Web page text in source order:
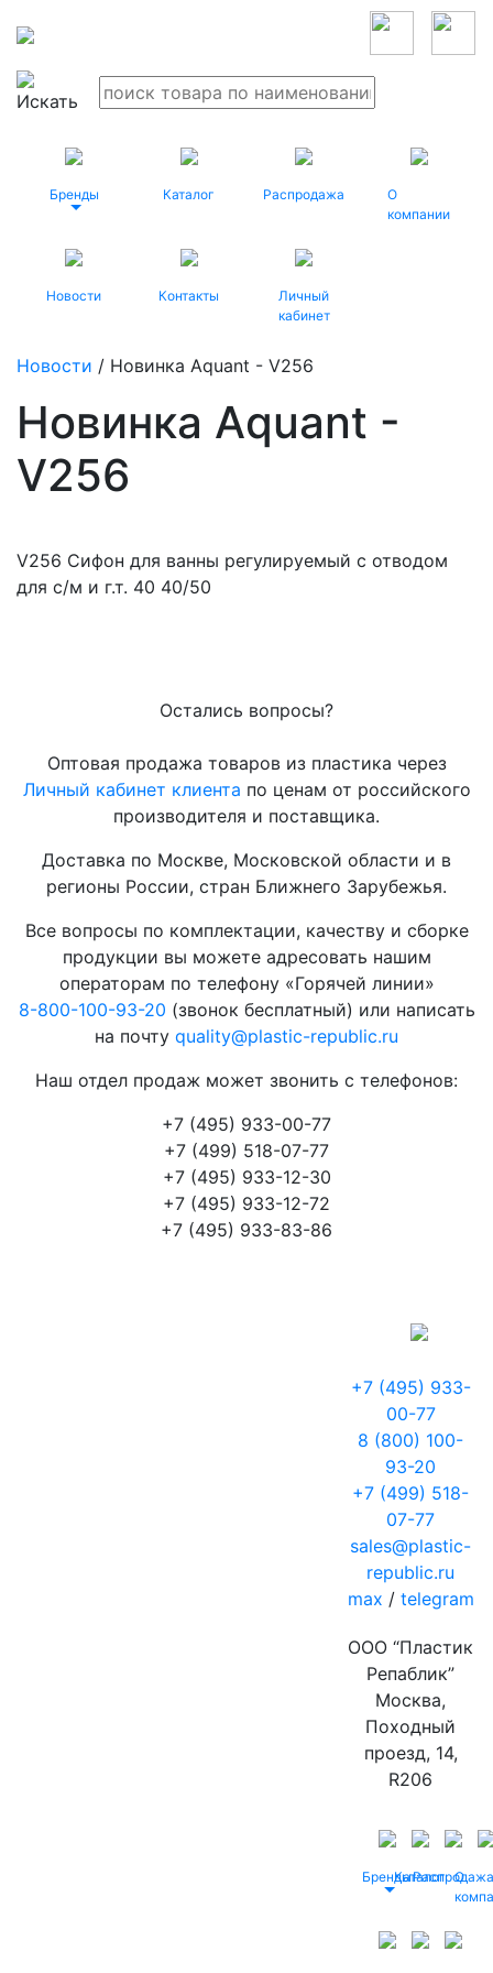
Бренды Каталог Распродажа
О
компании
Новости Контакты
Личный
кабинет
Новости / Новинка Aquant - V256
Новинка Aquant -
V256
V256 Сифон для ванны регулируемый с отводом
для с/м и г.т. 40 40/50
Остались вопросы?
Оптовая продажа товаров из пластика через
Личный кабинет клиента по ценам от российского
производителя и поставщика.
Доставка по Москве, Московской области и в
регионы России, стран Ближнего Зарубежья.
Все вопросы по комплектации, качеству и сборке
продукции вы можете адресовать нашим
операторам по телефону «Горячей линии»
8-800-100-93-20 (звонок бесплатный) или написать
на почту quality@plastic-republic.ru
Наш отдел продаж может звонить с телефонов:
+7 (495) 933-00-77
+7 (499) 518-07-77
+7 (495) 933-12-30
+7 (495) 933-12-72
+7 (495) 933-83-86
+7 (495) 933-
00-77
8 (800) 100-
93-20
+7 (499) 518-
07-77
sales@plastic-
republic.ru
max / telegram
ООО “Пластик
Репаблик”
Москва,
Походный
проезд, 14,
R206
БрендыКаталог
Распродажа
О